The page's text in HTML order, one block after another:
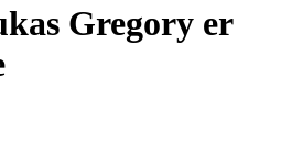
Gregory er